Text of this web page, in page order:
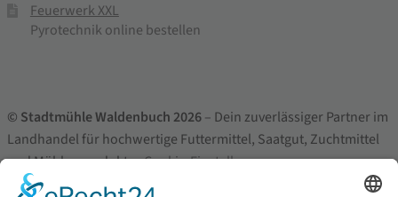
Feuerwerk XXL
Pyrotechnik online bestellen
© Stadtmühle Waldenbuch 2026– Dein zuverlässiger Partner im
Landhandel für hochwertige Futtermittel, Saatgut, Zuchtmittel
und Mühlenprodukte ·Cookie-Einstellungen
Alle Preise inkl. der gesetzlichen MwSt.